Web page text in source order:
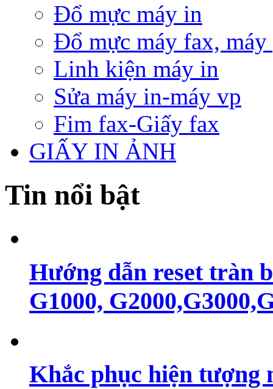
Đổ mực máy in
Đổ mực máy fax, máy
Linh kiện máy in
Sửa máy in-máy vp
Fim fax-Giấy fax
GIẤY IN ẢNH
Tin nổi bật
Hướng dẫn reset tràn
G1000,
Khắc phục hiện tượng